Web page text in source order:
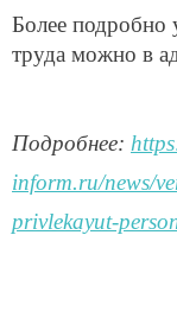
Более подробно
труда можно в
Подробнее:
inform.ru/news/
privlekayut-